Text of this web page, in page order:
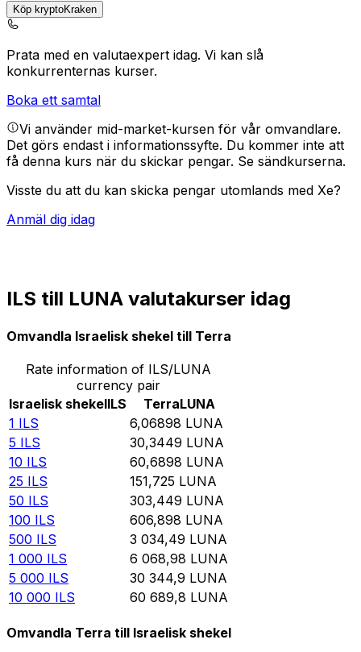
Köp kryptoKraken
Prata med en valutaexpert idag. Vi kan slå
konkurrenternas kurser.
Boka ett samtal
Vi använder mid-market-kursen för vår omvandlare.
Det görs endast i informationssyfte. Du kommer inte att
få denna kurs när du skickar pengar. Se sändkurserna.
Visste du att du kan skicka pengar utomlands med Xe?
Anmäl dig idag
ILS till LUNA valutakurser idag
Omvandla Israelisk shekel till Terra
Rate information of ILS/LUNA
currency pair
Israelisk shekelILS TerraLUNA
1 ILS 6,06898 LUNA
5 ILS 30,3449 LUNA
10 ILS 60,6898 LUNA
25 ILS 151,725 LUNA
50 ILS 303,449 LUNA
100 ILS 606,898 LUNA
500 ILS 3 034,49 LUNA
1 000 ILS 6 068,98 LUNA
5 000 ILS 30 344,9 LUNA
10 000 ILS 60 689,8 LUNA
Omvandla Terra till Israelisk shekel